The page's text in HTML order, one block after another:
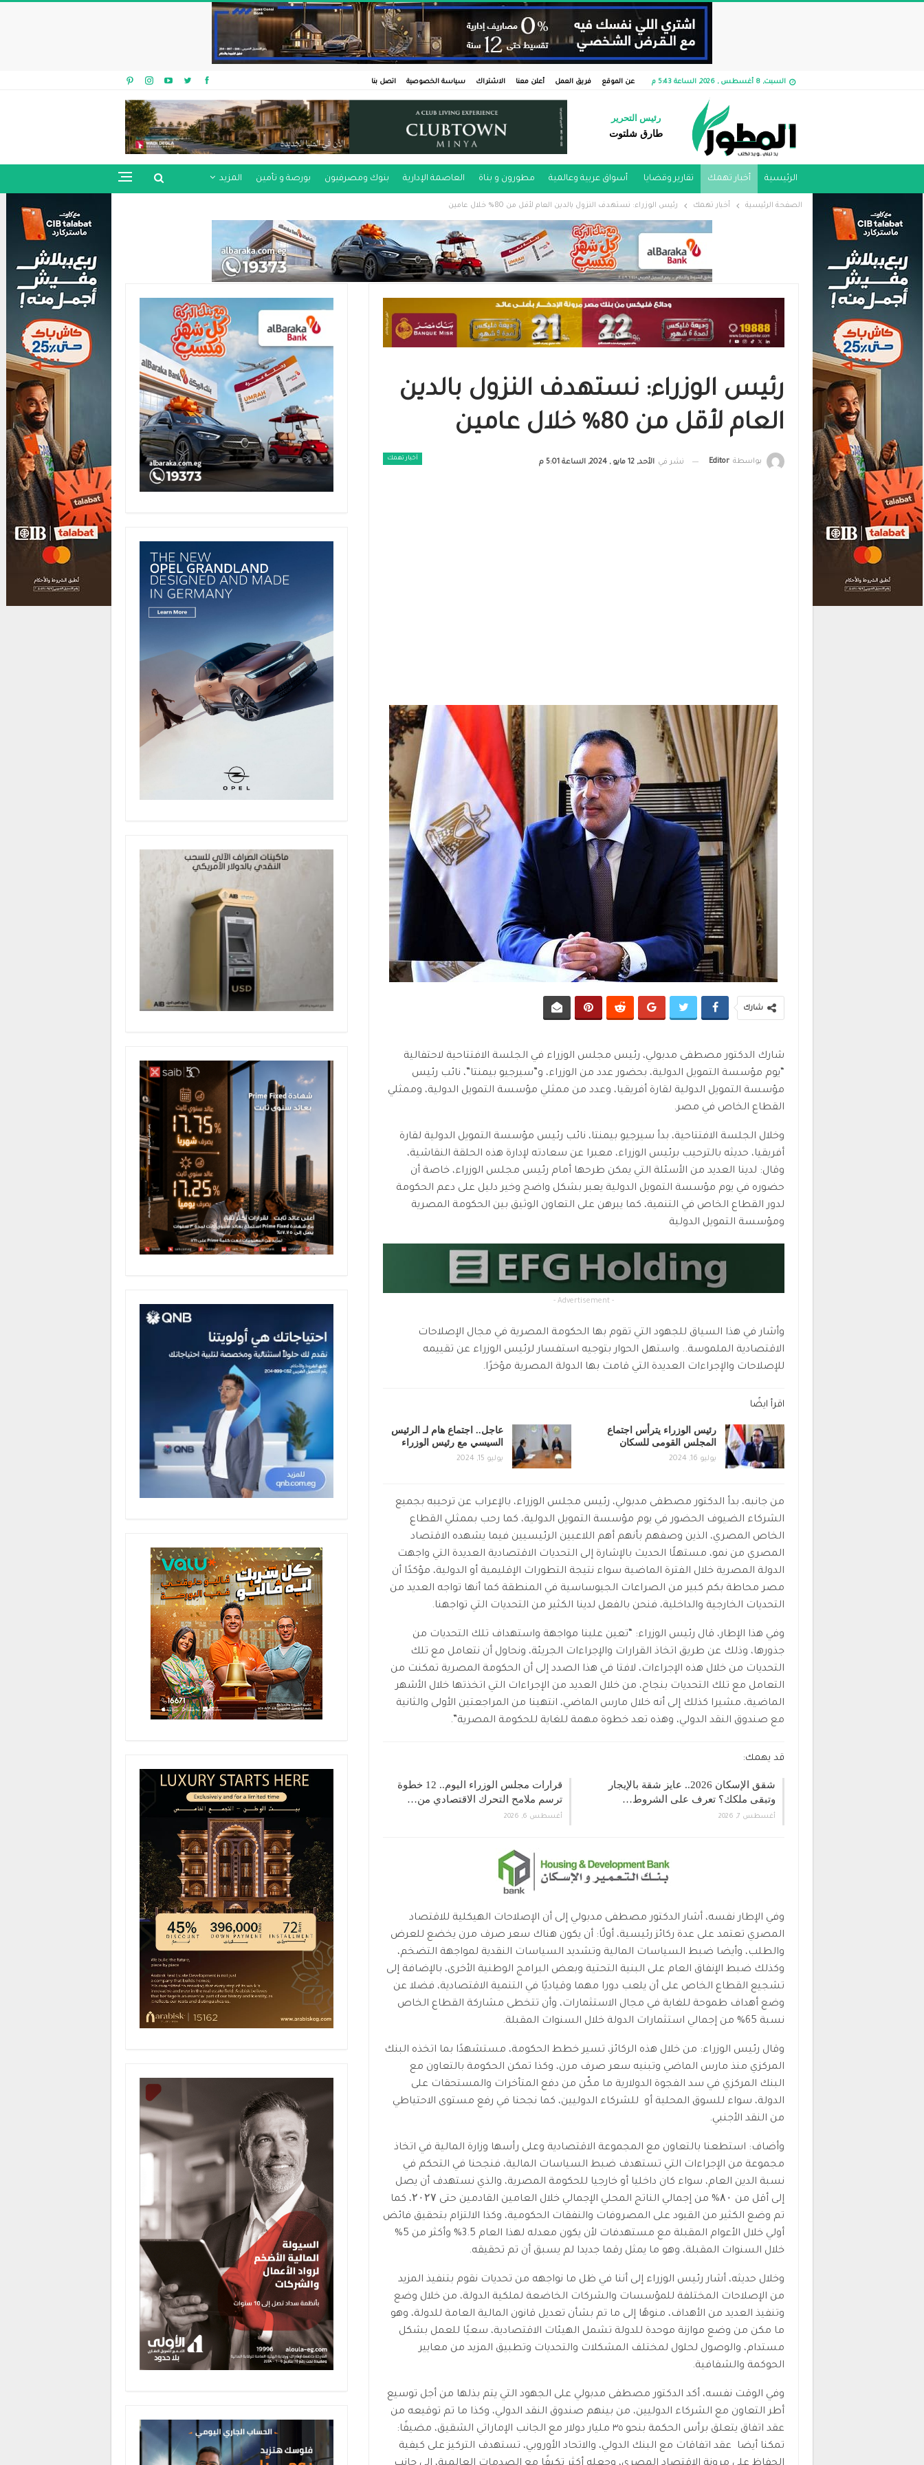
السبت, 8 أغسطس , 2026, الساعة 5:43 م عن الموقع فريق العمل أعلن معنا الاشتراك سياسة الخصوصية اتصل بنا
رئيس التحرير
طارق شلتوت
الرئيسية أخبار تهمك تقارير وقضايا ​ أسواق عربية وعالمية مطورون و بناة العاصمة الإدارية بنوك ومصرفيون بورصة و تأمين المزيد
الصفحة الرئيسية أخبار تهمك رئيس الوزراء: نستهدف النزول بالدين العام لأقل من 80% خلال عامين
رئيس الوزراء: نستهدف النزول بالدين
العام لأقل من 80% خلال عامين
أخبار تهمك بواسطة Editor نشر في الأحد, 12 مايو , 2024, الساعة 5:01 م
شارك
شارك الدكتور مصطفى مدبولي، رئيس مجلس الوزراء في الجلسة الافتتاحية لاحتفالية
“يوم مؤسسة التمويل الدولية، بحضور عدد من الوزراء، و”سيرجيو بيمنتا”، نائب رئيس
مؤسسة التمويل الدولية لقارة أفريقيا، وعدد من ممثلي مؤسسة التمويل الدولية، وممثلي
القطاع الخاص في مصر.
وخلال الجلسة الافتتاحية، بدأ سيرجيو بيمنتا، نائب رئيس مؤسسة التمويل الدولية لقارة
أفريقيا، حديثه بالترحيب برئيس الوزراء، معبرا عن سعادته لإدارة هذه الحلقة النقاشية،
وقال: لدينا العديد من الأسئلة التي يمكن طرحها أمام رئيس مجلس الوزراء، خاصة أن
حضوره في يوم مؤسسة التمويل الدولية يعبر بشكل واضح وخير دليل على دعم الحكومة
لدور القطاع الخاص في التنمية، كما يبرهن على التعاون الوثيق بين الحكومة المصرية
ومؤسسة التمويل الدولية
- Advertisement -
وأشار في هذا السياق للجهود التي تقوم بها الحكومة المصرية في مجال الإصلاحات
الاقتصادية الملموسة.. واستهل الحوار بتوجيه استفسار لرئيس الوزراء عن تقييمه
للإصلاحات والإجراءات العديدة التي قامت بها الدولة المصرية مؤخرًا.
اقرأ ايضًا
رئيس الوزراء يترأس اجتماع
المجلس القومى للسكان
يوليو 16, 2024
عاجل.. اجتماع هام لـ الرئيس
السيسي مع رئيس الوزراء
يوليو 15, 2024
من جانبه، بدأ الدكتور مصطفى مدبولي، رئيس مجلس الوزراء، بالإعراب عن ترحيبه بجميع
الشركاء الضيوف الحضور في يوم مؤسسة التمويل الدولية، كما رحب بممثلي القطاع
الخاص المصري، الذين وصفهم بأنهم أهم اللاعبين الرئيسيين فيما يشهده الاقتصاد
المصري من نمو، مستهلًا الحديث بالإشارة إلى التحديات الاقتصادية العديدة التي واجهت
الدولة المصرية خلال الفترة الماضية سواء نتيجة التطورات الإقليمية أو الدولية، مؤكدًا أن
مصر محاطة بكم كبير من الصراعات الجيوساسية في المنطقة كما أنها تواجه العديد من
التحديات الخارجية والداخلية، فنحن بالفعل لدينا الكثير من التحديات التي تواجهنا.
وفي هذا الإطار، قال رئيس الوزراء: “تعين علينا مواجهة واستهداف تلك التحديات من
جذورها، وذلك عن طريق اتخاذ القرارات والإجراءات الجريئة، ونحاول أن نتعامل مع تلك
التحديات من خلال هذه الإجراءات، لافتا في هذا الصدد إلى أن الحكومة المصرية تمكنت من
التعامل مع تلك التحديات بنجاح، من خلال العديد من الإجراءات التي اتخذتها خلال الأشهر
الماضية، مشيرا كذلك إلى أنه خلال مارس الماضي، انتهينا من المراجعتين الأولى والثانية
مع صندوق النقد الدولي، وهذه تعد خطوة مهمة للغاية للحكومة المصرية”.
قد يهمك:
شقق الإسكان 2026.. عايز شقة بالإيجار
وتبقى ملكك؟ تعرف على الشروط…
أغسطس 7, 2026
قرارات مجلس الوزراء اليوم.. 12 خطوة
ترسم ملامح التحرك الاقتصادي من…
أغسطس 6, 2026
وفي الإطار نفسه، أشار الدكتور مصطفى مدبولي إلى أن الإصلاحات الهيكلية للاقتصاد
المصري تعتمد على عدة ركائز رئيسية، أولًا: أن يكون هناك سعر صرف مرن يخضع للعرض
والطلب، وأيضا ضبط السياسات المالية وتشديد السياسات النقدية لمواجهة التضخم،
وكذلك ضبط الإنفاق العام على البنية التحتية وبعض البرامج الوطنية الأخرى، بالإضافة إلى
تشجيع القطاع الخاص على أن يلعب دورا مهما وقياديًا في التنمية الاقتصادية، فضلا عن
وضع أهداف طموحة للغاية في مجال الاستثمارات، وأن تتخطى مشاركة القطاع الخاص
نسبة 65% من إجمالي استثمارات الدولة خلال السنوات المقبلة.
وقال رئيس الوزراء: من خلال هذه الركائز، تسير خطط الحكومة، مستشهدًا بما اتخذه البنك
المركزي منذ مارس الماضي وتبنيه سعر صرف مرن، وكذا تمكن الحكومة بالتعاون مع
البنك المركزي في سد الفجوة الدولارية ما مكّن من دفع المتأخرات والمستحقات على
الدولة، سواء للسوق المحلية أو للشركاء الدوليين، كما نجحنا في رفع مستوى الاحتياطي
من النقد الأجنبي.
وأضاف: استطعنا بالتعاون مع المجموعة الاقتصادية وعلى رأسها وزارة المالية في اتخاذ
مجموعة من الإجراءات التي تستهدف ضبط السياسات المالية، فنجحنا في التحكم في
نسبة الدين العام، سواء كان داخليا أو خارجيا للحكومة المصرية، والذي نستهدف أن يصل
إلى أقل من ۸۰% من إجمالي الناتج المحلي الإجمالي خلال العامين القادمين حتى ۲۰۲۷، كما
تم وضع الكثير من القيود على المصروفات والنفقات الحكومية، وكذا الالتزام بتحقيق فائض
أولي خلال الأعوام المقبلة مع مستهدفات لأن يكون معدله لهذا العام 3.5% وأكثر من 5%
خلال السنوات المقبلة، وهو ما يمثل رقما جديدا لم يسبق أن تم تحقيقه.
وخلال حديثه، أشار رئيس الوزراء إلى أننا في ظل ما نواجهه من تحديات نقوم بتنفيذ المزيد
من الإصلاحات المختلفة للمؤسسات والشركات الخاضعة لملكية الدولة، من خلال وضع
وتنفيذ العديد من الأهداف، منوهًا إلى ما تم بشأن تعديل قانون المالية العامة للدولة، وهو
ما مكن من وضع موازنة موحدة للدولة تشمل الهيئات الاقتصادية، سعيًا للعمل بشكل
مستدام، والوصول لحلول لمختلف المشكلات والتحديات وتطبيق المزيد من معايير
الحوكمة والشفافية.
وفي الوقت نفسه، أكد الدكتور مصطفى مدبولي على الجهود التي يتم بذلها من أجل توسيع
أطر التعاون مع الشركاء الدوليين، من بينهم صندوق النقد الدولي، وكذا ما تم توقيعه من
عقد اتفاق يتعلق برأس الحكمة بنحو ٣٥ مليار دولار مع الجانب الإماراتي الشقيق، مضيفًا:
تمكنا أيضا عقد اتفاقات مع البنك الدولي، والاتحاد الأوروبي، تستهدف التركيز على كيفية